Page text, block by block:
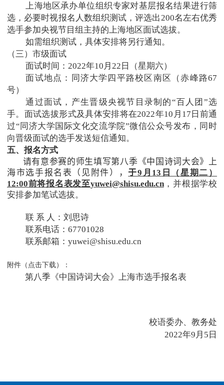
上海地区承办单位组织专家对基层报名结果进行筛
选，必要时视报名人数组织测试，评选出 200名左右优秀
选手参加央视节目组主持的上海地区面试选拔。
如需组织测试，具体安排将另行通知。
（三）市级面试
面试时间： 2022年10 月 22 日（星期六）
面试地点：同济大学四平路校区南区（赤峰路67
号）
通过面试，产生晋级央视节目录制的“百人团”选
手。面试选拔形式及具体安排将在2022年10 月 17 日前通
过“同济大学国际文化交流学院”微信公众号发布，同时
向晋级面试的选手发送短信通知。
五、报名方式
请有意参赛的师生填写第八季《中国诗词大会》上
海市选手报名表（见附件）， 于9 月 13 日（星期二）
12:00前将报名表发至yuwei@shisu.edu.cn，并根据学校
安排参加笔试选拔。
联 系 人：刘思诗
联系电话：67701028
联系邮箱：yuwei@shisu.edu.cn
附件（点击下载）：
第八季《中国诗词大会》上海市选手报名表
校语委办、教务处
2022年9 月 5 日